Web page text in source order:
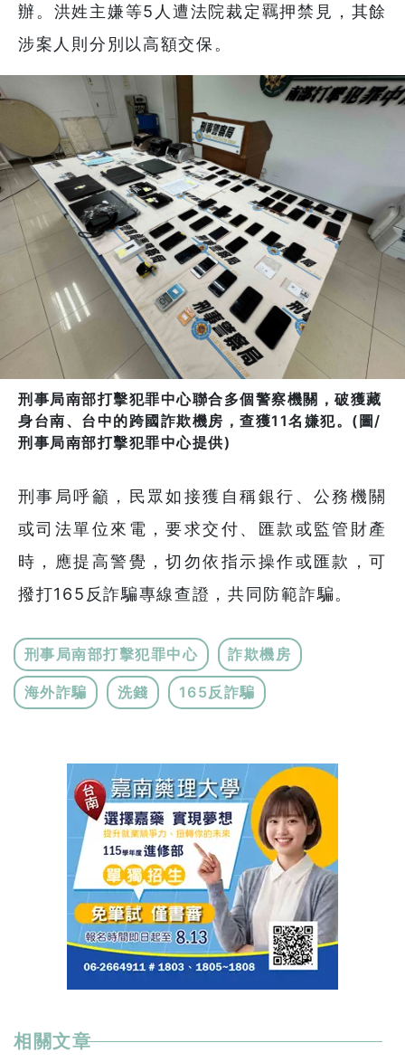
辦。洪姓主嫌等5人遭法院裁定羈押禁見，其餘
涉案人則分別以高額交保。
刑事局南部打擊犯罪中心聯合多個警察機關，破獲藏
身台南、台中的跨國詐欺機房，查獲11名嫌犯。(圖/
刑事局南部打擊犯罪中心提供)
刑事局呼籲，民眾如接獲自稱銀行、公務機關
或司法單位來電，要求交付、匯款或監管財產
時，應提高警覺，切勿依指示操作或匯款，可
撥打165反詐騙專線查證，共同防範詐騙。
刑事局南部打擊犯罪中心 詐欺機房
海外詐騙 洗錢 165反詐騙
相關文章